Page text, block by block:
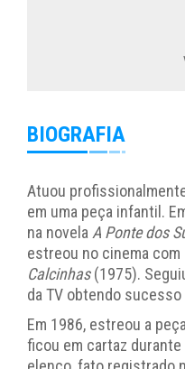
BIOGRAFIA
Atuou
em uma peça infantil.
na novela A Ponte dos
estreou no cinema com
Calcinhas(1975).
da TV obtendo
Em 1986, estreou a peça
ficou em cartaz